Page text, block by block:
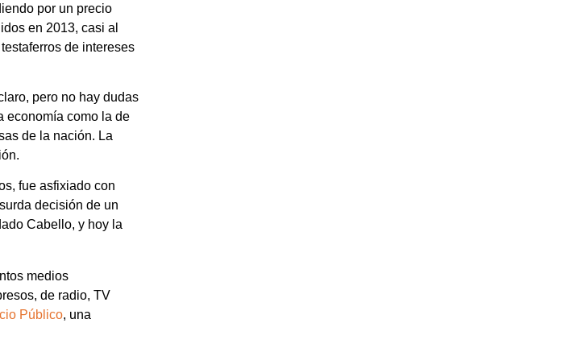
por un precio
en 2013, casi al
de intereses
pero no hay dudas
economía como la de
de la nación. La
fue asfixiado con
decisión de un
Cabello, y hoy la
medios
de radio, TV
Público, una